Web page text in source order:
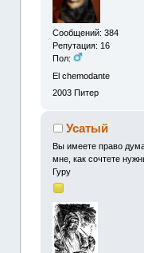
Сообщений: 384
Репутация: 16
Пол:
El chemodante
2003 Питер
Усатый
Вы имеете право
мне, как сочтете
Гуру